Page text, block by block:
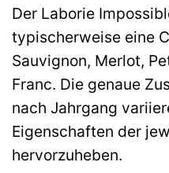
Der Laborie
typischerweise eine
Sauvignon, Merlot,
Franc. Die genaue
nach Jahrgang
Eigenschaften der
hervorzuheben.